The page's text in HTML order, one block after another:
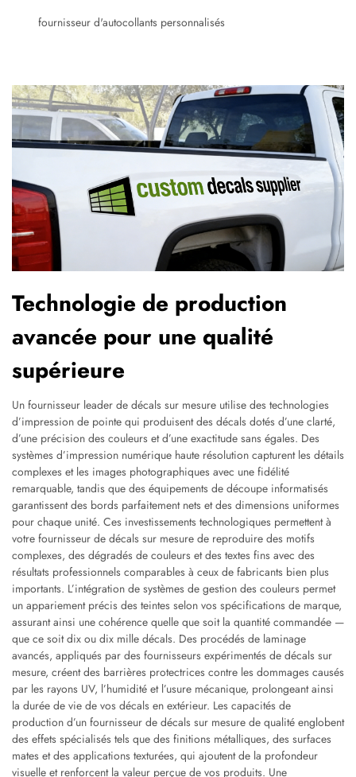
fournisseur d'autocollants personnalisés
Technologie de production
avancée pour une qualité
supérieure
Un fournisseur leader de décals sur mesure utilise des technologies
d’impression de pointe qui produisent des décals dotés d’une clarté,
d’une précision des couleurs et d’une exactitude sans égales. Des
systèmes d’impression numérique haute résolution capturent les détails
complexes et les images photographiques avec une fidélité
remarquable, tandis que des équipements de découpe informatisés
garantissent des bords parfaitement nets et des dimensions uniformes
pour chaque unité. Ces investissements technologiques permettent à
votre fournisseur de décals sur mesure de reproduire des motifs
complexes, des dégradés de couleurs et des textes fins avec des
résultats professionnels comparables à ceux de fabricants bien plus
importants. L’intégration de systèmes de gestion des couleurs permet
un appariement précis des teintes selon vos spécifications de marque,
assurant ainsi une cohérence quelle que soit la quantité commandée —
que ce soit dix ou dix mille décals. Des procédés de laminage
avancés, appliqués par des fournisseurs expérimentés de décals sur
mesure, créent des barrières protectrices contre les dommages causés
par les rayons UV, l’humidité et l’usure mécanique, prolongeant ainsi
la durée de vie de vos décals en extérieur. Les capacités de
production d’un fournisseur de décals sur mesure de qualité englobent
des effets spécialisés tels que des finitions métalliques, des surfaces
mates et des applications texturées, qui ajoutent de la profondeur
visuelle et renforcent la valeur perçue de vos produits. Une